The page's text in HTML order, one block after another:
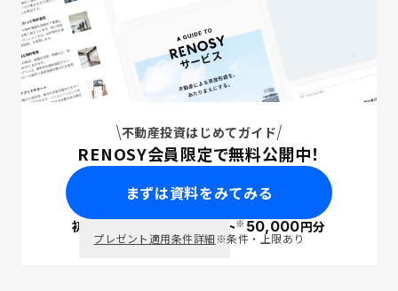
不動産投資はじめてガイド
RENOSY会員限定で無料公開中！
まずは資料をみてみる
初回面談で ポイント※50,000円分
プレゼント適用条件詳細※条件・上限あり